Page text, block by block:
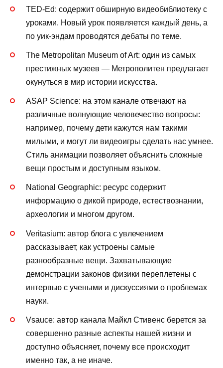
TED-Ed: содержит обширную видеобиблиотеку с
уроками. Новый урок появляется каждый день, а
по уик-эндам проводятся дебаты по теме.
The Metropolitan Museum of Art: один из самых
престижных музеев — Метрополитен предлагает
окунуться в мир истории искусства.
ASAP Science: на этом канале отвечают на
различные волнующие человечество вопросы:
например, почему дети кажутся нам такими
милыми, и могут ли видеоигры сделать нас умнее.
Стиль анимации позволяет объяснить сложные
вещи простым и доступным языком.
National Geographic: ресурс содержит
информацию о дикой природе, естествознании,
археологии и многом другом.
Veritasium: автор блога с увлечением
рассказывает, как устроены самые
разнообразные вещи. Захватывающие
демонстрации законов физики переплетены с
интервью с учеными и дискуссиями о проблемах
науки.
Vsauce: автор канала Майкл Стивенс берется за
совершенно разные аспекты нашей жизни и
доступно объясняет, почему все происходит
именно так, а не иначе.